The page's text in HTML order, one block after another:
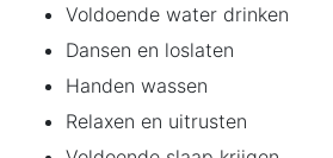
Voldoende water drinken
Dansen en loslaten
Handen wassen
Relaxen en uitrusten